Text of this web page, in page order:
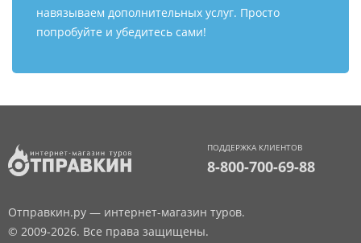
навязываем дополнительных услуг. Просто
попробуйте и убедитесь сами!
ПОДДЕРЖКА КЛИЕНТОВ
8-800-700-69-88
Отправкин.ру — интернет-магазин туров.
© 2009-2026. Все права защищены.